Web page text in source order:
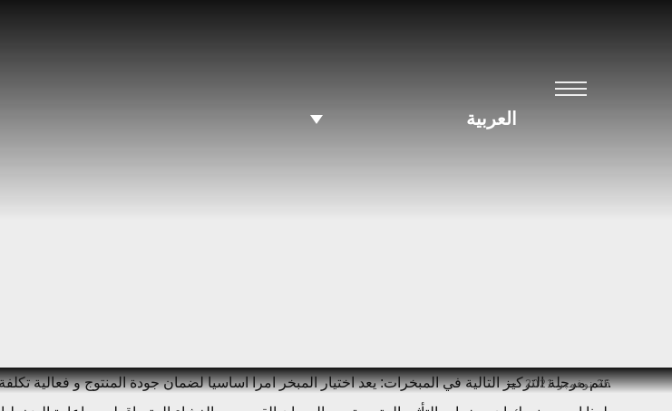
Skip
العربية
26 نوفمبر 2021
.تتم مرحلة التركيز التالية في المبخرات: يعد اختيار المبخر امرا اساسيا لضمان جودة المنتوج و فعالية تكلفة